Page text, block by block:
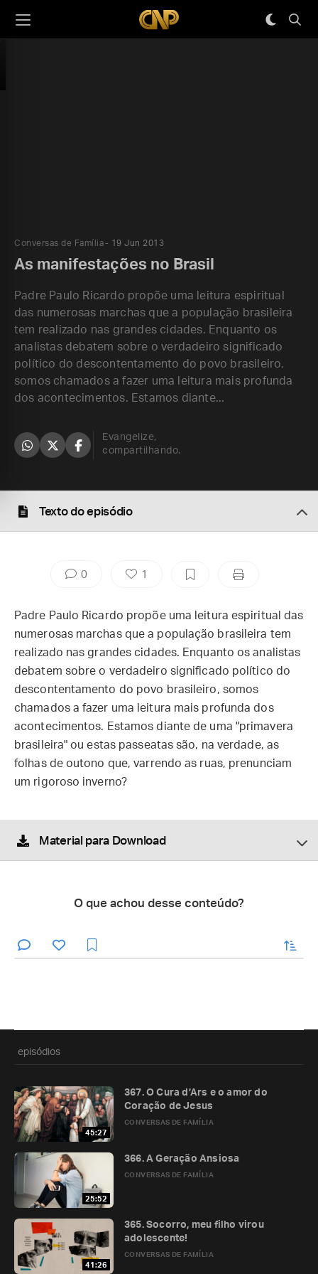
Conversas de Família 19 Jun 2013
As manifestações no Brasil
Padre Paulo Ricardo propõe uma leitura espiritual
das numerosas marchas que a população brasileira
tem realizado nas grandes cidades. Enquanto os
analistas debatem sobre o verdadeiro significado
político do descontentamento do povo brasileiro,
somos chamados a fazer uma leitura mais profunda
dos acontecimentos. Estamos diante...
Evangelize,
compartilhando.
Texto do episódio
0 1
Padre Paulo Ricardo propõe uma leitura espiritual das
numerosas marchas que a população brasileira tem
realizado nas grandes cidades. Enquanto os analistas
debatem sobre o verdadeiro significado político do
descontentamento do povo brasileiro, somos
chamados a fazer uma leitura mais profunda dos
acontecimentos. Estamos diante de uma "primavera
brasileira" ou estas passeatas são, na verdade, as
folhas de outono que, varrendo as ruas, prenunciam
um rigoroso inverno?
Material para Download
O que achou desse conteúdo?
enviar
episódios
45:27
CONVERSAS DE FAMÍLIA
367. O Cura d’Ars e o amor do
Coração de Jesus
25:52
CONVERSAS DE FAMÍLIA
366. A Geração Ansiosa
41:26
CONVERSAS DE FAMÍLIA
365. Socorro, meu filho virou
adolescente!